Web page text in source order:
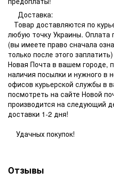
Доставка:
Товар доставляются по
любую точку Украины. Оплата
(вы имеете право сначала
только после этого
Новая Почта в вашем городе,
наличия посылки и нужного в
офисов курьерской службы в
посмотреть на сайте Новой
производится на следующий
доставки 1-2 дня!
Удачных покупок!
Отзывы